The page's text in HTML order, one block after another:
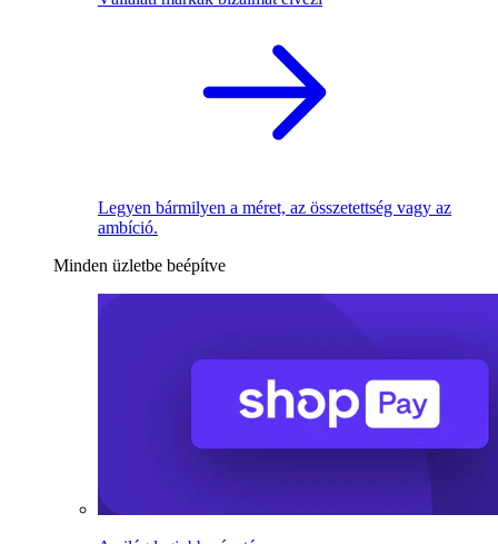
Legyen bármilyen a méret, az összetettség vagy az
ambíció.
Minden üzletbe beépítve